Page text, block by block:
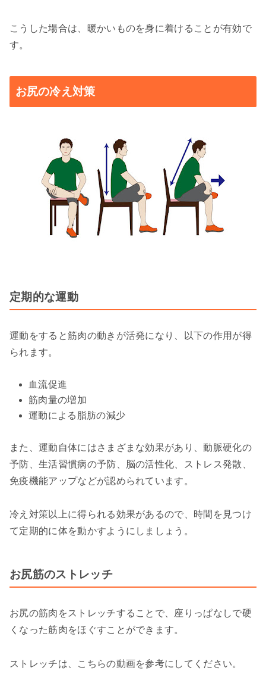
こうした場合は、暖かいものを身に着けることが有効で
す。
お尻の冷え対策
定期的な運動
運動をすると筋肉の動きが活発になり、以下の作用が得
られます。
血流促進
筋肉量の増加
運動による脂肪の減少
また、運動自体にはさまざまな効果があり、動脈硬化の
予防、生活習慣病の予防、脳の活性化、ストレス発散、
免疫機能アップなどが認められています。
冷え対策以上に得られる効果があるので、時間を見つけ
て定期的に体を動かすようにしましょう。
お尻筋のストレッチ
お尻の筋肉をストレッチすることで、座りっぱなしで硬
くなった筋肉をほぐすことができます。
ストレッチは、こちらの動画を参考にしてください。